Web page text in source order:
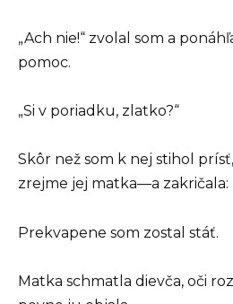
„Ach nie!“ zvolal som a
pomoc.
„Si v poriadku, zlatko?“
Skôr než som k nej stihol
zrejme jej matka—a zakričala:
Prekvapene som zostal stáť.
Matka schmatla dievča, oči